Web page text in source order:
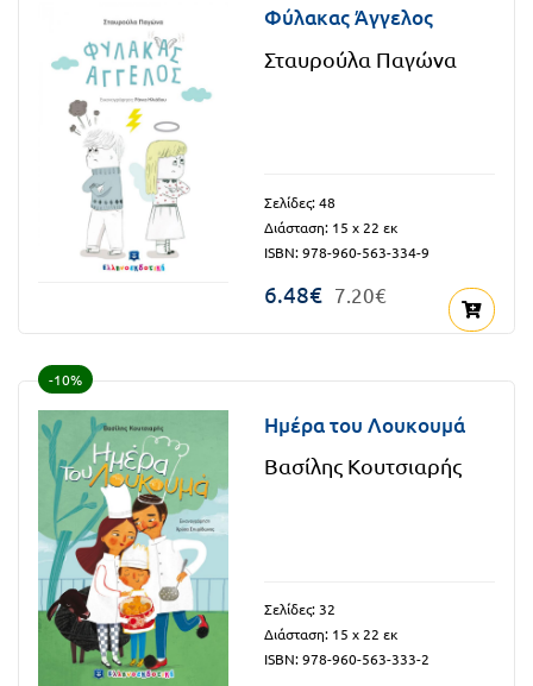
γλώσσες
Α.Σ.Ε.Π.
Θεματικά
Ημερολόγια
Βιβλία
Εκπαιδευτικών
STE(A)M
Εκπαίδευση
ενηλίκων –
Διά Βίου
Μάθηση
Βιβλιοθήκη
του
εκπαιδευτικού
Πανελλήνιοι
Γυμνάσιο
Α΄
Τάξη
Β΄
Τάξη
Α΄
Τάξη
Β΄
Τάξη
Γ΄
Τάξη
Ε.ΠΑΛ.
Φύλακας Άγγελος
Σταυρούλα Παγώνα
Σελίδες: 48
Διάσταση: 15 x 22 εκ
ISBN: 978-960-563-334-9
6.48€ 7.20€
-10%
Ημέρα του Λουκουμά
Βασίλης Κουτσιαρής
Σελίδες: 32
Διάσταση: 15 x 22 εκ
ISBN: 978-960-563-333-2